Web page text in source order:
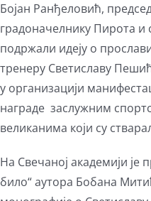
Бојан Ранђеловић,
градоначелнику Пирота и
подржали идеју о
тренеру Светиславу
у организацији
награде заслужним
великанима који су
На Свечаној академији је
било“ аутора Бобана